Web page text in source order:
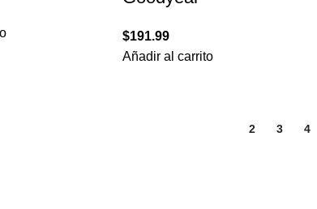
$191.99
Añadir al carrito
2 3 4